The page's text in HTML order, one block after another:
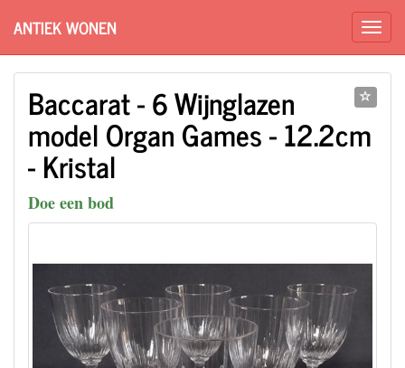
ANTIEK WONEN
Baccarat - 6 Wijnglazen
model Organ Games - 12.2cm
- Kristal
Doe een bod